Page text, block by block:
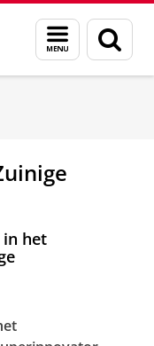
Menu
en
zoeken
Management &
in het